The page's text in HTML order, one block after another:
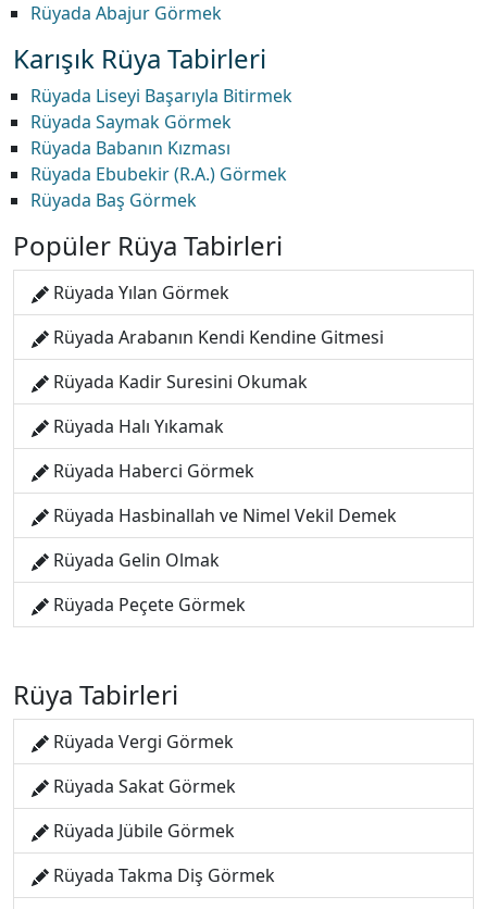
Rüyada Abajur Görmek
Karışık Rüya Tabirleri
Rüyada Liseyi Başarıyla Bitirmek
Rüyada Saymak Görmek
Rüyada Babanın Kızması
Rüyada Ebubekir (R.A.) Görmek
Rüyada Baş Görmek
Popüler Rüya Tabirleri
Rüyada Yılan Görmek
Rüyada Arabanın Kendi Kendine Gitmesi
Rüyada Kadir Suresini Okumak
Rüyada Halı Yıkamak
Rüyada Haberci Görmek
Rüyada Hasbinallah ve Nimel Vekil Demek
Rüyada Gelin Olmak
Rüyada Peçete Görmek
Rüya Tabirleri
Rüyada Vergi Görmek
Rüyada Sakat Görmek
Rüyada Jübile Görmek
Rüyada Takma Diş Görmek